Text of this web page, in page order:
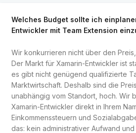
Welches Budget sollte ich
Entwickler mit Team Extension
Wir konkurrieren nicht über den
Der Markt für Xamarin-Entwickler ist
es gibt nicht genügend qualifizierte
Marktwirtschaft. Deshalb sind die
unabhängig vom Standort, hoch. Wir
Xamarin-Entwickler direkt in Ihrem
Einkommenssteuern und
das: kein administrativer Aufwand